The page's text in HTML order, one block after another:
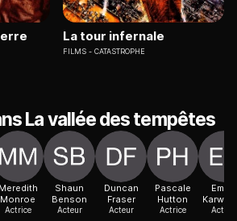
La tour infernale
FILMS CATASTROPHE
La vallée des tempêtes
Meredith
Monroe
Actrice
Shaun
Benson
Acteur
Duncan
Fraser
Acteur
Pascale
Hutton
Actrice
Emma
Actrice